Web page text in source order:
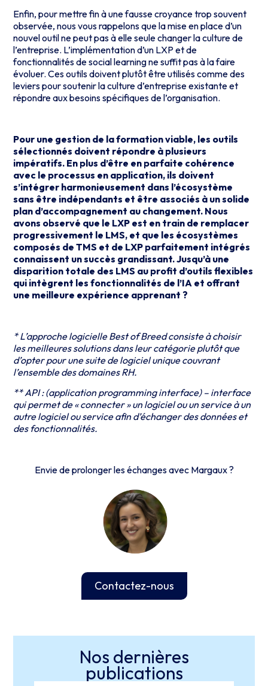
Enfin, pour mettre fin à une fausse croyance trop souvent
observée, nous vous rappelons que la mise en place d’un
nouvel outil ne peut pas à elle seule changer la culture de
l’entreprise. L’implémentation d’un LXP et de
fonctionnalités de social learning ne suffit pas à la faire
évoluer. Ces outils doivent plutôt être utilisés comme des
leviers pour soutenir la culture d’entreprise existante et
répondre aux besoins spécifiques de l’organisation.
Pour une gestion de la formation viable, les outils
sélectionnés doivent répondre à plusieurs
impératifs. En plus d’être en parfaite cohérence
avec le processus en application, ils doivent
s’intégrer harmonieusement dans l’écosystème
sans être indépendants et être associés à un solide
plan d’accompagnement au changement. Nous
avons observé que le LXP est en train de remplacer
progressivement le LMS, et que les écosystèmes
composés de TMS et de LXP parfaitement intégrés
connaissent un succès grandissant. Jusqu’à une
disparition totale des LMS au profit d’outils flexibles
qui intègrent les fonctionnalités de l’IA et offrant
une meilleure expérience apprenant ?
* L’approche logicielle Best of Breed consiste à choisir
les meilleures solutions dans leur catégorie plutôt que
d’opter pour une suite de logiciel unique couvrant
l’ensemble des domaines RH.
** API : (application programming interface) – interface
qui permet de « connecter » un logiciel ou un service à un
autre logiciel ou service afin d’échanger des données et
des fonctionnalités.
Envie de prolonger les échanges avec Margaux ?
Contactez-nous
Nos dernières
publications